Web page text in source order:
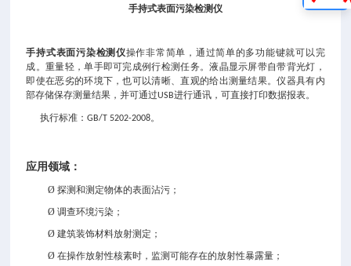
手持式表面污染检测仪
手持式表面污染检测仪操作非常简单，通过简单的多功能键就可以完
成。重量轻，单手即可完成例行检测任务。液晶显示屏带自带背光灯，
即使在恶劣的环境下，也可以清晰、直观的给出测量结果。仪器具有内
部存储保存测量结果，并可通过USB进行通讯，可直接打印数据报表。
执行标准：GB/T 5202-2008。
应用领域 ：
Ø探测和测定物体的表面沾污；
Ø调查环境污染；
Ø建筑装饰材料放射测定；
Ø在操作放射性核素时，监测可能存在的放射性暴露量；